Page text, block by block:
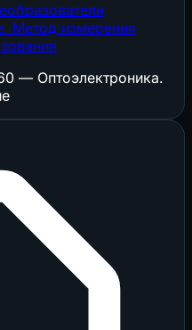
Метод измерения
— Оптоэлектроника.